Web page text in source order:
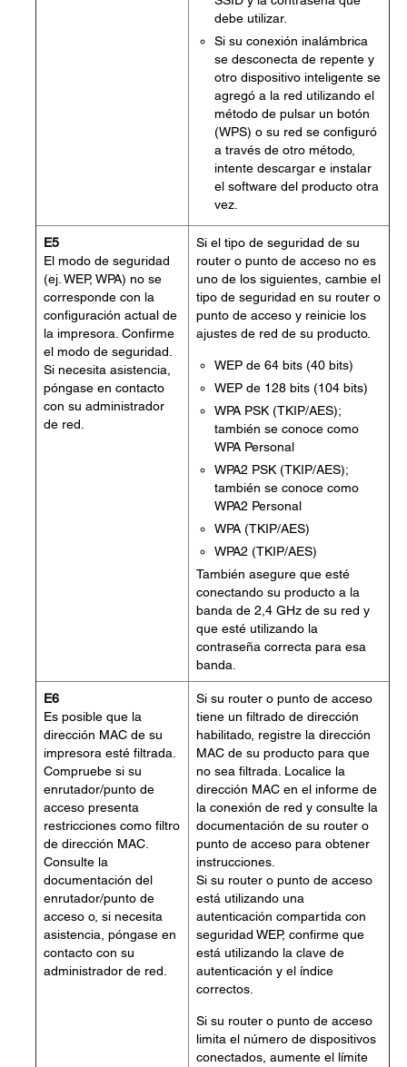
debe utilizar.
Si su conexión inalámbrica
se desconecta de repente y
otro dispositivo inteligente se
agregó a la red utilizando el
método de pulsar un botón
(WPS) o su red se configuró
a través de otro método,
intente descargar e instalar
el software del producto otra
vez.
E5
El modo de seguridad
(ej. WEP, WPA) no se
corresponde con la
configuración actual de
la impresora. Confirme
el modo de seguridad.
Si necesita asistencia,
póngase en contacto
con su administrador
de red.
Si el tipo de seguridad de su
router o punto de acceso no es
uno de los siguientes, cambie el
tipo de seguridad en su router o
punto de acceso y reinicie los
ajustes de red de su producto.
WEP de 64 bits (40 bits)
WEP de 128 bits (104 bits)
WPA PSK (TKIP/AES);
también se conoce como
WPA Personal
WPA2 PSK (TKIP/AES);
también se conoce como
WPA2 Personal
WPA (TKIP/AES)
WPA2 (TKIP/AES)
También asegure que esté
conectando su producto a la
banda de 2,4 GHz de su red y
que esté utilizando la
contraseña correcta para esa
banda.
E6
Es posible que la
dirección MAC de su
impresora esté filtrada.
Compruebe si su
enrutador/punto de
acceso presenta
restricciones como filtro
de dirección MAC.
Consulte la
documentación del
enrutador/punto de
acceso o, si necesita
asistencia, póngase en
contacto con su
administrador de red.
Si su router o punto de acceso
tiene un filtrado de dirección
habilitado, registre la dirección
MAC de su producto para que
no sea filtrada. Localice la
dirección MAC en el informe de
la conexión de red y consulte la
documentación de su router o
punto de acceso para obtener
instrucciones.
Si su router o punto de acceso
está utilizando una
autenticación compartida con
seguridad WEP, confirme que
está utilizando la clave de
autenticación y el índice
correctos.
Si su router o punto de acceso
limita el número de dispositivos
conectados, aumente el límite